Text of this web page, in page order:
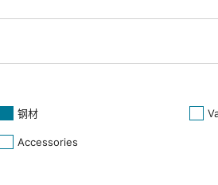
钢材
Accessories